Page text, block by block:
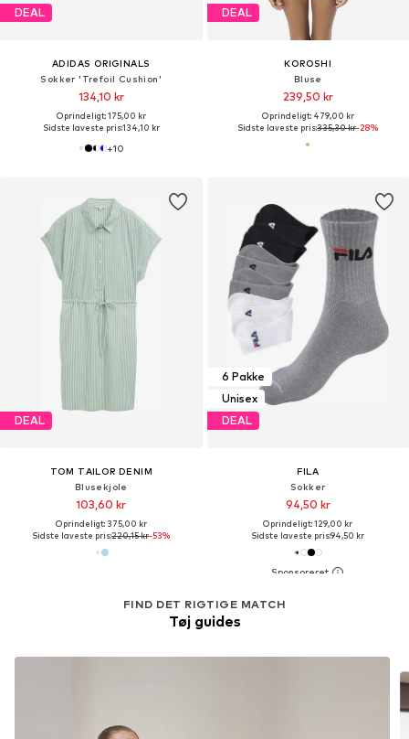
DEAL
ADIDAS ORIGINALS
Sokker 'Trefoil Cushion'
134,10 kr
Oprindeligt: 175,00 kr
Sidste laveste pris:134,10 kr
+10
DEAL
KOROSHI
Bluse
239,50 kr
Oprindeligt: 479,00 kr
Sidste laveste pris:335,30 kr-28%
DEAL
TOM TAILOR DENIM
Blusekjole
103,60 kr
Oprindeligt: 375,00 kr
Sidste laveste pris:220,15 kr-53%
6 Pakke
Unisex
DEAL
FILA
Sokker
94,50 kr
Oprindeligt: 129,00 kr
Sidste laveste pris:94,50 kr
FIND DET RIGTIGE MATCH
Tøj guides